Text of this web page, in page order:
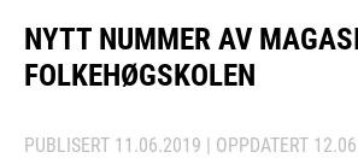
NYTT NUMMER AV
FOLKEHØGSKOLEN
PUBLISERT 11.06.2019 | OPPDATERT